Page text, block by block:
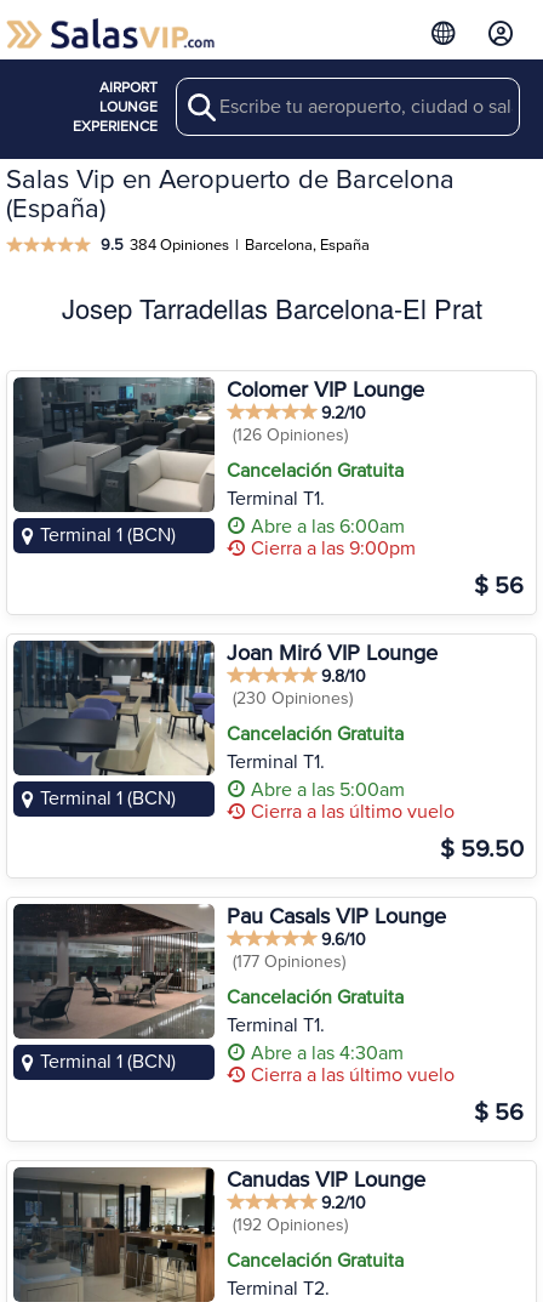
AIRPORT
LOUNGE
EXPERIENCE
Search
Salas Vip en Aeropuerto de Barcelona
(España)
9.5 384 Opiniones | Barcelona, España
Josep Tarradellas Barcelona-El Prat
Terminal 1 (BCN)
Colomer VIP Lounge
9.2/10
(126 Opiniones)
Cancelación Gratuita
Terminal T1.
Abre a las 6:00am
Cierra a las 9:00pm
$ 56
Terminal 1 (BCN)
Joan Miró VIP Lounge
9.8/10
(230 Opiniones)
Cancelación Gratuita
Terminal T1.
Abre a las 5:00am
Cierra a las último vuelo
$ 59.50
Terminal 1 (BCN)
Pau Casals VIP Lounge
9.6/10
(177 Opiniones)
Cancelación Gratuita
Terminal T1.
Abre a las 4:30am
Cierra a las último vuelo
$ 56
Canudas VIP Lounge
9.2/10
(192 Opiniones)
Cancelación Gratuita
Terminal T2.